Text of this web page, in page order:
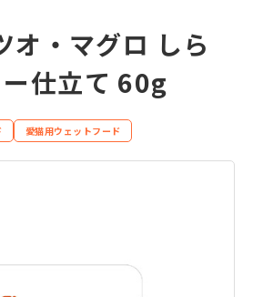
オ・マグロ しら
仕立て 60g
愛猫用ウェットフード